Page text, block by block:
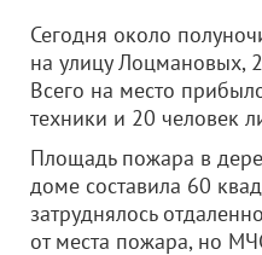
Сегодня около
на улицу Лоцмановых,
Всего на место
техники и 20 человек
Площадь пожара в
доме составила 60
затруднялось
от места пожара, но